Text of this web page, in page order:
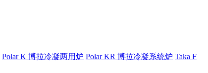
Polar K 博拉冷凝两用炉 Polar KR 博拉冷凝系统炉 Taka F